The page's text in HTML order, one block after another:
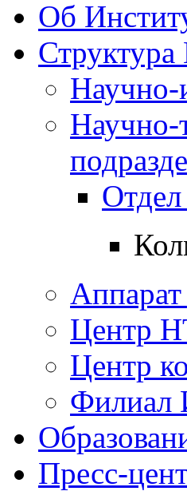
Об
Структура
Научно-
Научно-
Центр
Центр
Пресс-